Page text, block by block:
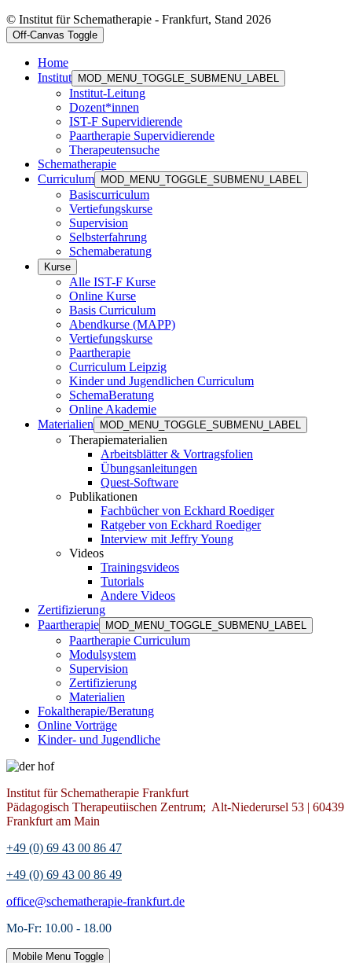
© Institut für Schematherapie - Frankfurt, Stand 2026
Off-Canvas Toggle
Home
Institut MOD_MENU_TOGGLE_SUBMENU_LABEL
Institut-Leitung
Dozent*innen
IST-F Supervidierende
Paartherapie Supervidierende
Therapeutensuche
Schematherapie
Curriculum MOD_MENU_TOGGLE_SUBMENU_LABEL
Basiscurriculum
Vertiefungskurse
Supervision
Selbsterfahrung
Schemaberatung
Kurse
Alle IST-F Kurse
Online Kurse
Basis Curriculum
Abendkurse (MAPP)
Vertiefungskurse
Paartherapie
Curriculum Leipzig
Kinder und Jugendlichen Curriculum
SchemaBeratung
Online Akademie
Materialien
MOD_MENU_TOGGLE_SUBMENU_LABEL
Therapiematerialien
Arbeitsblätter & Vortragsfolien
Übungsanleitungen
Quest-Software
Publikationen
Fachbücher von Eckhard Roediger
Ratgeber von Eckhard Roediger
Interview mit Jeffry Young
Videos
Trainingsvideos
Tutorials
Andere Videos
Zertifizierung
Paartherapie MOD_MENU_TOGGLE_SUBMENU_LABEL
Paartherapie Curriculum
Modulsystem
Supervision
Zertifizierung
Materialien
Fokaltherapie/Beratung
Online Vorträge
Kinder- und Jugendliche
Institut für Schematherapie Frankfurt
Pädagogisch Therapeutiischen Zentrum; Alt-Niederursel 53 | 60439
Frankfurt am Main
+49 (0) 69 43 00 86 47
+49 (0) 69 43 00 86 49
office@schematherapie-frankfurt.de
Mo-Fr: 10.00 - 18.00
Mobile Menu Toggle